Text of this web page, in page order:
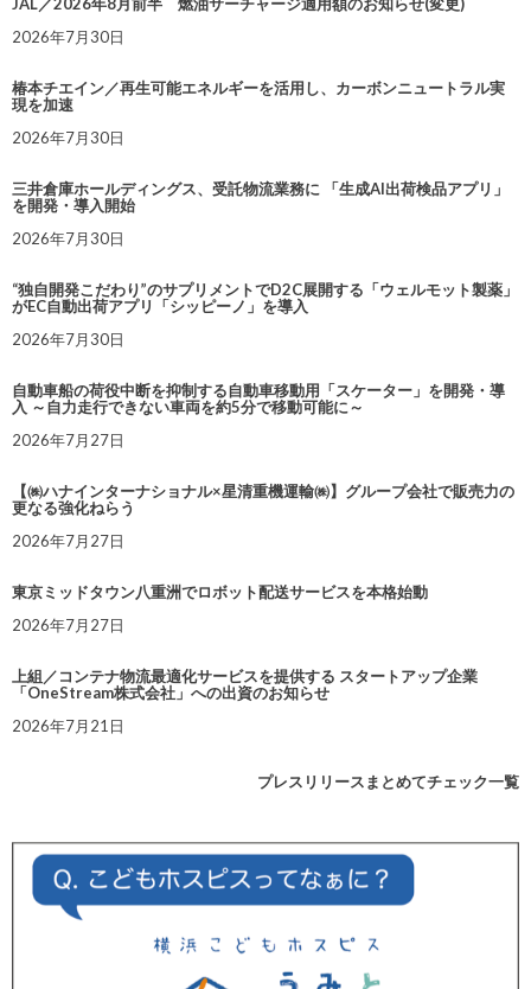
JAL／2026年8月前半 燃油サーチャージ適用額のお知らせ(変更)
2026年7月30日
椿本チエイン／再生可能エネルギーを活用し、カーボンニュートラル実
現を加速
2026年7月30日
三井倉庫ホールディングス、受託物流業務に 「生成AI出荷検品アプリ」
を開発・導入開始
2026年7月30日
“独自開発こだわり”のサプリメントでD2C展開する「ウェルモット製薬」
がEC自動出荷アプリ「シッピーノ」を導入
2026年7月30日
自動車船の荷役中断を抑制する自動車移動用「スケーター」を開発・導
入 ～自力走行できない車両を約5分で移動可能に～
2026年7月27日
【㈱ハナインターナショナル×星清重機運輸㈱】グループ会社で販売力の
更なる強化ねらう
2026年7月27日
東京ミッドタウン八重洲でロボット配送サービスを本格始動
2026年7月27日
上組／コンテナ物流最適化サービスを提供する スタートアップ企業
「OneStream株式会社」への出資のお知らせ
2026年7月21日
プレスリリースまとめてチェック一覧